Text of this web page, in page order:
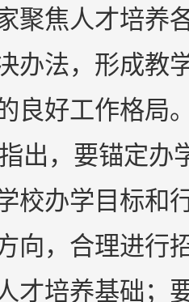
聚焦人才培养
办法，形成教
良好工作格局
出，要锚定办
校办学目标和
向，合理进行
才培养基础；